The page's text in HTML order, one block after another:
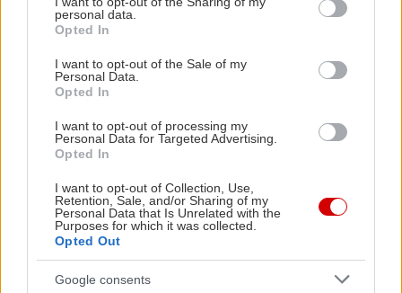
grant or deny consent to Google and its third-party tags to
use your data for below specified purposes in below Google
consent section.
personal data.
Opted In
I want to opt-out of the Sale of my
Personal Data.
Opted In
I want to opt-out of processing my
Personal Data for Targeted Advertising.
Opted In
I want to opt-out of Collection, Use,
Retention, Sale, and/or Sharing of my
Personal Data that Is Unrelated with the
Purposes for which it was collected.
Opted Out
Google consents
Ο εξοπλισμός της ανανεωμένης Tonale έχει
σκοπό όχι τον εντυπωσιασμό αλλά να υπηρετεί
τον οδηγό και τους επιβάτες. Με ψηφιακό πίνακα